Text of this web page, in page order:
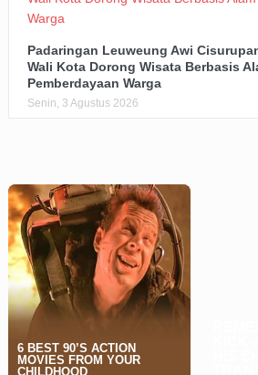
Padaringan Leuweung Awi
Wali Kota Dorong Wisata Berbasis
Pemberdayaan Warga
Senin, 3 Agustus 2026